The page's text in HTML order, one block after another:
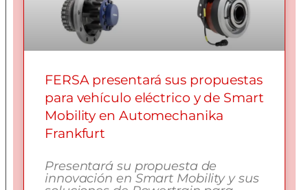
FERSA presentará sus propuestas
para vehículo eléctrico y de Smart
Mobility en Automechanika
Frankfurt
Presentará su propuesta de
innovación en Smart Mobility y sus